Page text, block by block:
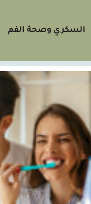
السكري وصحة الفم